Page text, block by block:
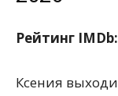
Рейтинг IMDb:
Ксения